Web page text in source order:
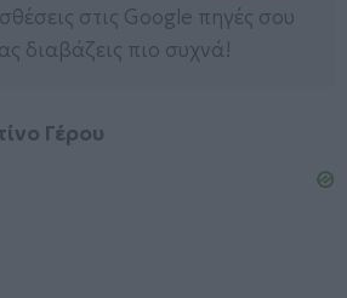
στις Google πηγές σου
διαβάζεις πιο συχνά!
Γέρου